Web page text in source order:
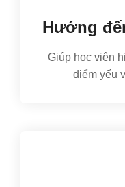
Hướng
Giúp học viên
điểm yếu